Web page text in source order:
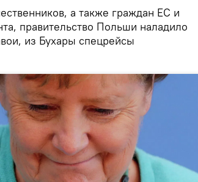
а также граждан ЕС и
правительство Польши наладило
из Бухары спецрейсы